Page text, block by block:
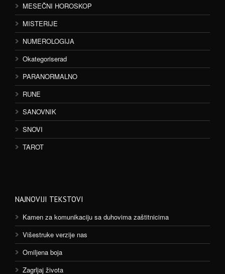
MESEČNI HOROSKOP
MISTERIJE
NUMEROLOGIJA
Okategoriserad
PARANORMALNO
RUNE
SANOVNIK
SNOVI
TAROT
NAJNOVIJI TEKSTOVI
Kamen za komunikaciju sa duhovima zaštitnicima
Višestruke verzije nas
Omiljena boja
Zagrljaj života